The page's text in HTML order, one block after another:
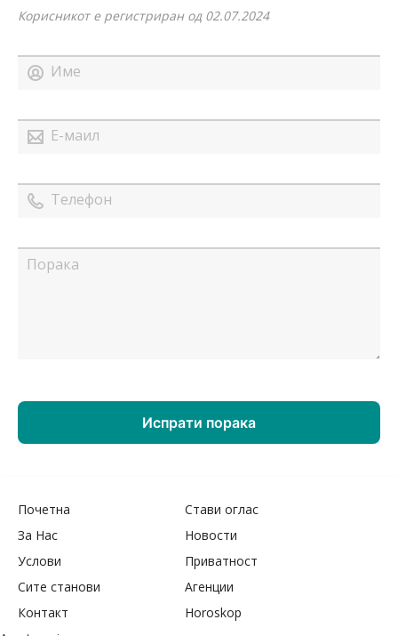
Корисникот е регистриран од 02.07.2024
Почетна
Стави оглас
За Нас
Новости
Услови
Приватност
Сите станови
Агенции
Контакт
Horoskop